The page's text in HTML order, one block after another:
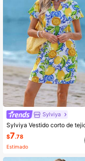
Sylviya
$7.78
Estimado